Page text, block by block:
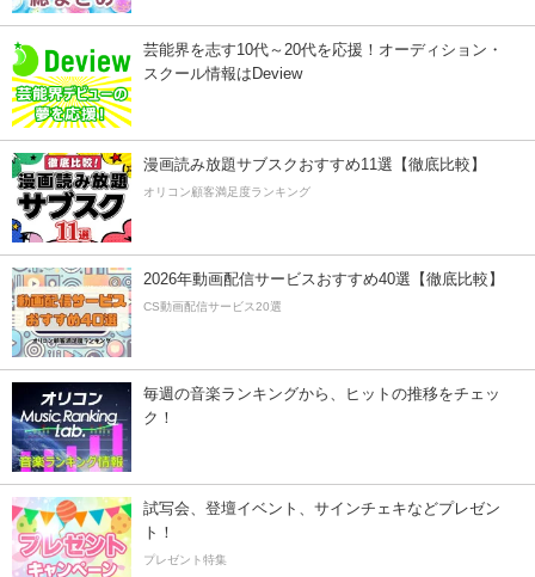
芸能界を志す10代～20代を応援！オーディション・
スクール情報はDeview
漫画読み放題サブスクおすすめ11選【徹底比較】
オリコン顧客満足度ランキング
2026年動画配信サービスおすすめ40選【徹底比較】
CS動画配信サービス20選
毎週の音楽ランキングから、ヒットの推移をチェッ
ク！
試写会、登壇イベント、サインチェキなどプレゼン
ト！
プレゼント特集